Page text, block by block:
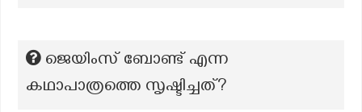
ജെയിംസ് ബോണ്ട് എന്ന
കഥാപാത്രത്തെ സൃഷ്ടിച്ചത്?